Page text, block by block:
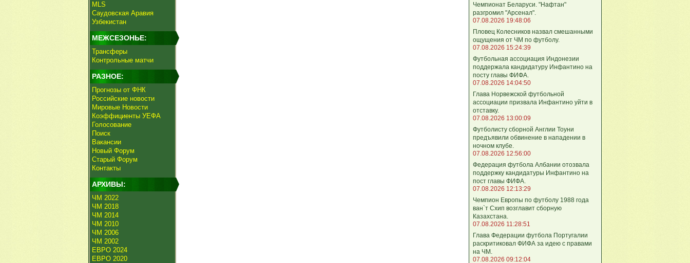
MLS
Саудовская Аравия
Узбекистан
МЕЖСЕЗОНЬЕ:
Трансферы
Контрольные матчи
РАЗНОЕ:
Прогнозы от ФНК
Российские новости
Мировые Новости
Коэффициенты УЕФА
Голосование
Поиск
Вакансии
Новый Форум
Старый Форум
Контакты
АРХИВЫ:
ЧМ 2022
ЧМ 2018
ЧМ 2014
ЧМ 2010
ЧМ 2006
ЧМ 2002
ЕВРО 2024
ЕВРО 2020
Чемпионат Беларуси. "Нафтан"
разгромил "Арсенал".
07.08.2026 19:48:06
Пловец Колесников назвал смешанными
ощущения от ЧМ по футболу.
07.08.2026 15:24:39
Футбольная ассоциация Индонезии
поддержала кандидатуру Инфантино на
посту главы ФИФА.
07.08.2026 14:04:50
Глава Норвежской футбольной
ассоциации призвала Инфантино уйти в
отставку.
07.08.2026 13:00:09
Футболисту сборной Англии Тоуни
предъявили обвинение в нападении в
ночном клубе.
07.08.2026 12:56:00
Федерация футбола Албании отозвала
поддержку кандидатуры Инфантино на
пост главы ФИФА.
07.08.2026 12:13:29
Чемпион Европы по футболу 1988 года
ван`т Схип возглавит сборную
Казахстана.
07.08.2026 11:28:51
Глава Федерации футбола Португалии
раскритиковал ФИФА за идею с правами
на ЧМ.
07.08.2026 09:12:04